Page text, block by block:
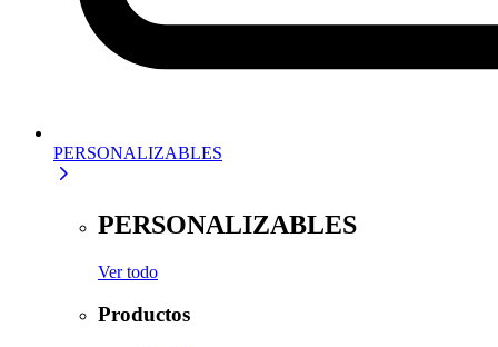
PERSONALIZABLES
PERSONALIZABLES
Ver todo
Productos